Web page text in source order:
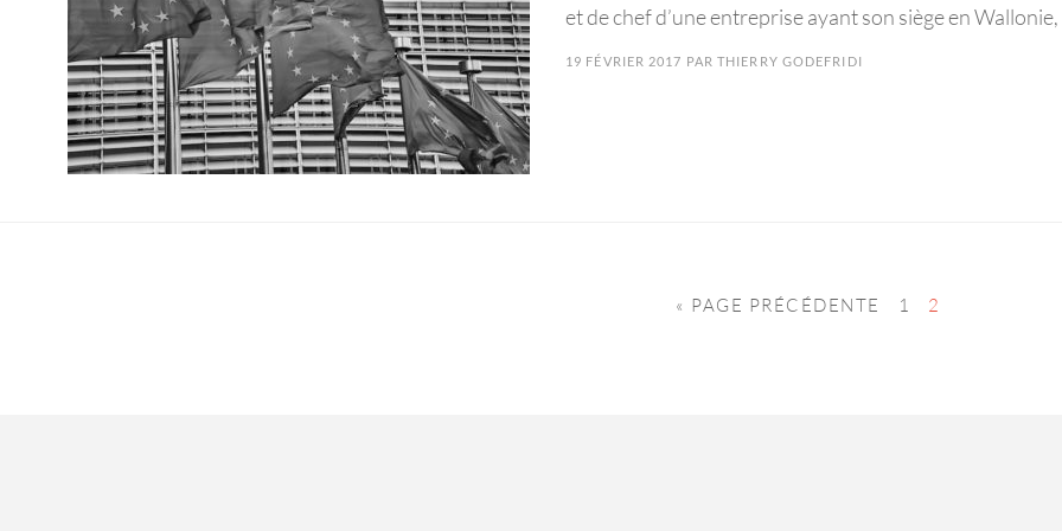
et de chef d’une entreprise ayant son siège en
19 FÉVRIER 2017 PARTHIERRY GODEFRIDI
« PAGE PRÉCÉDENTE 1 2